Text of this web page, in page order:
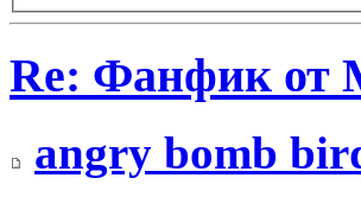
Re: Фанфик от
angry bomb